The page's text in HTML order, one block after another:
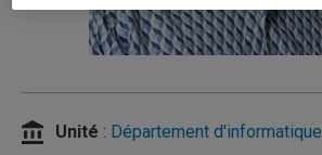
Unité : Département d'informatique